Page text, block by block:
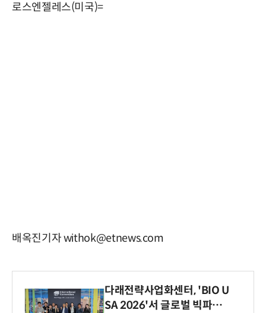
로스엔젤레스(미국)=
배옥진기자 withok@etnews.com
다래전략사업화센터, 'BIO U
SA 2026'서 글로벌 빅파마